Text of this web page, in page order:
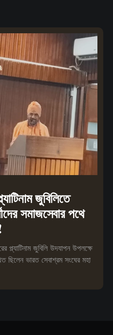
জুবিলিতে
সমাজসেবার পথে
প্ল্যাটিনাম জুবিলি উদযাপন উপলক্ষে
ছিলেন ভারত সেবাশ্রম সংঘের মহা